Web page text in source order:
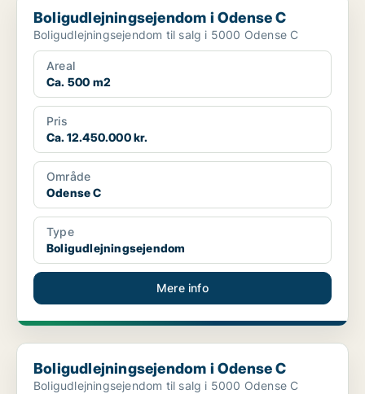
Boligudlejningsejendom i Odense C
Boligudlejningsejendom til salg i 5000 Odense C
Areal
Ca. 500 m2
Pris
Ca. 12.450.000 kr.
Område
Odense C
Type
Boligudlejningsejendom
Mere info
Boligudlejningsejendom i Odense C
Boligudlejningsejendom i Odense C
Boligudlejningsejendom til salg i 5000 Odense C